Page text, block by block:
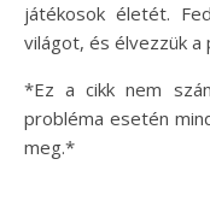
játékosok életét.
világot, és élvezzük
*Ez a cikk nem
probléma esetén
meg.*